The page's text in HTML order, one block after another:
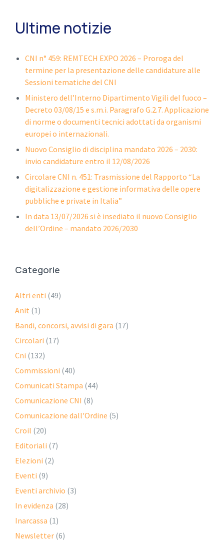
Ultime notizie
CNI n° 459: REMTECH EXPO 2026 – Proroga del
termine per la presentazione delle candidature alle
Sessioni tematiche del CNI
Ministero dell’Interno Dipartimento Vigili del fuoco –
Decreto 03/08/15 e s.m.i. Paragrafo G.2.7. Applicazione
di norme o documenti tecnici adottati da organismi
europei o internazionali.
Nuovo Consiglio di disciplina mandato 2026 – 2030:
invio candidature entro il 12/08/2026
Circolare CNI n. 451: Trasmissione del Rapporto “La
digitalizzazione e gestione informativa delle opere
pubbliche e private in Italia”
In data 13/07/2026 si è insediato il nuovo Consiglio
dell’Ordine – mandato 2026/2030
Categorie
Altri enti (49)
Anit (1)
Bandi, concorsi, avvisi di gara (17)
Circolari (17)
Cni (132)
Commissioni (40)
Comunicati Stampa (44)
Comunicazione CNI (8)
Comunicazione dall'Ordine (5)
Croil (20)
Editoriali (7)
Elezioni (2)
Eventi (9)
Eventi archivio (3)
In evidenza (28)
Inarcassa (1)
Newsletter (6)